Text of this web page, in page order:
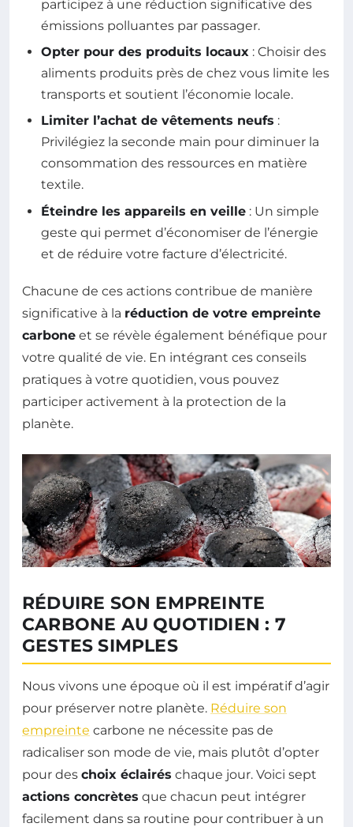
participez à une réduction significative des
émissions polluantes par passager.
Opter pour des produits locaux : Choisir des
aliments produits près de chez vous limite les
transports et soutient l’économie locale.
Limiter l’achat de vêtements neufs :
Privilégiez la seconde main pour diminuer la
consommation des ressources en matière
textile.
Éteindre les appareils en veille : Un simple
geste qui permet d’économiser de l’énergie
et de réduire votre facture d’électricité.
Chacune de ces actions contribue de manière
significative à la réduction de votre empreinte
carbone et se révèle également bénéfique pour
votre qualité de vie. En intégrant ces conseils
pratiques à votre quotidien, vous pouvez
participer activement à la protection de la
planète.
RÉDUIRE SON EMPREINTE
CARBONE AU QUOTIDIEN : 7
GESTES SIMPLES
Nous vivons une époque où il est impératif d’agir
pour préserver notre planète. Réduire son
empreinte carbone ne nécessite pas de
radicaliser son mode de vie, mais plutôt d’opter
pour des choix éclairés chaque jour. Voici sept
actions concrètes que chacun peut intégrer
facilement dans sa routine pour contribuer à un